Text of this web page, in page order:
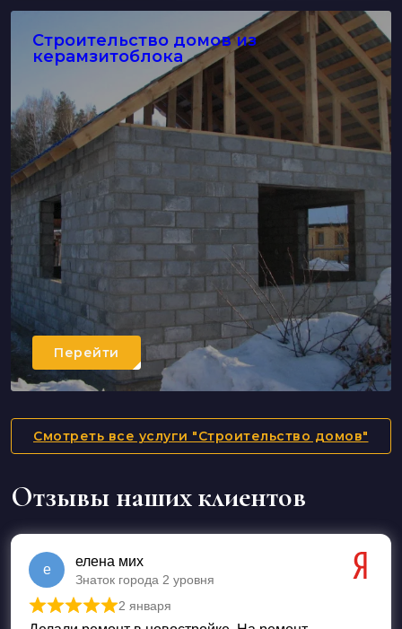
Строительство домов из
керамзитоблока
Перейти
Смотреть все услуги "Строительство домов"
Отзывы наших клиентов
е
елена мих
Знаток города 2 уровня
Оценка 5из 5
2 января